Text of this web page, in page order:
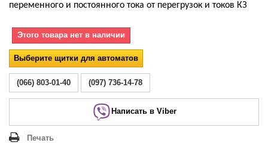
переменного и постоянного тока от перегрузок и токов КЗ
Этого товара нет в наличии
Выберите щитки для автоматов
(066) 803-01-40 (097) 736-14-78
Написать в Viber
Печать